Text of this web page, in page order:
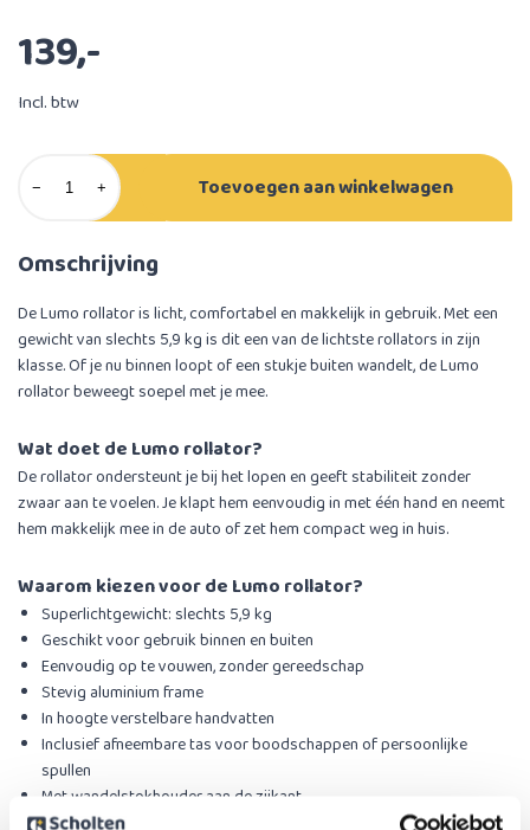
139,-
Incl. btw
− + Toevoegen aan winkelwagen
Omschrijving
De Lumo rollator is licht, comfortabel en makkelijk in gebruik. Met een
gewicht van slechts 5,9 kg is dit een van de lichtste rollators in zijn
klasse. Of je nu binnen loopt of een stukje buiten wandelt, de Lumo
rollator beweegt soepel met je mee.
Wat doet de Lumo rollator?
De rollator ondersteunt je bij het lopen en geeft stabiliteit zonder
zwaar aan te voelen. Je klapt hem eenvoudig in met één hand en neemt
hem makkelijk mee in de auto of zet hem compact weg in huis.
Waarom kiezen voor de Lumo rollator?
Superlichtgewicht: slechts 5,9 kg
Geschikt voor gebruik binnen en buiten
Eenvoudig op te vouwen, zonder gereedschap
Stevig aluminium frame
In hoogte verstelbare handvatten
Inclusief afneembare tas voor boodschappen of persoonlijke
spullen
Met wandelstokhouder aan de zijkant
Comfortabele zitting met rugband om even uit te rusten